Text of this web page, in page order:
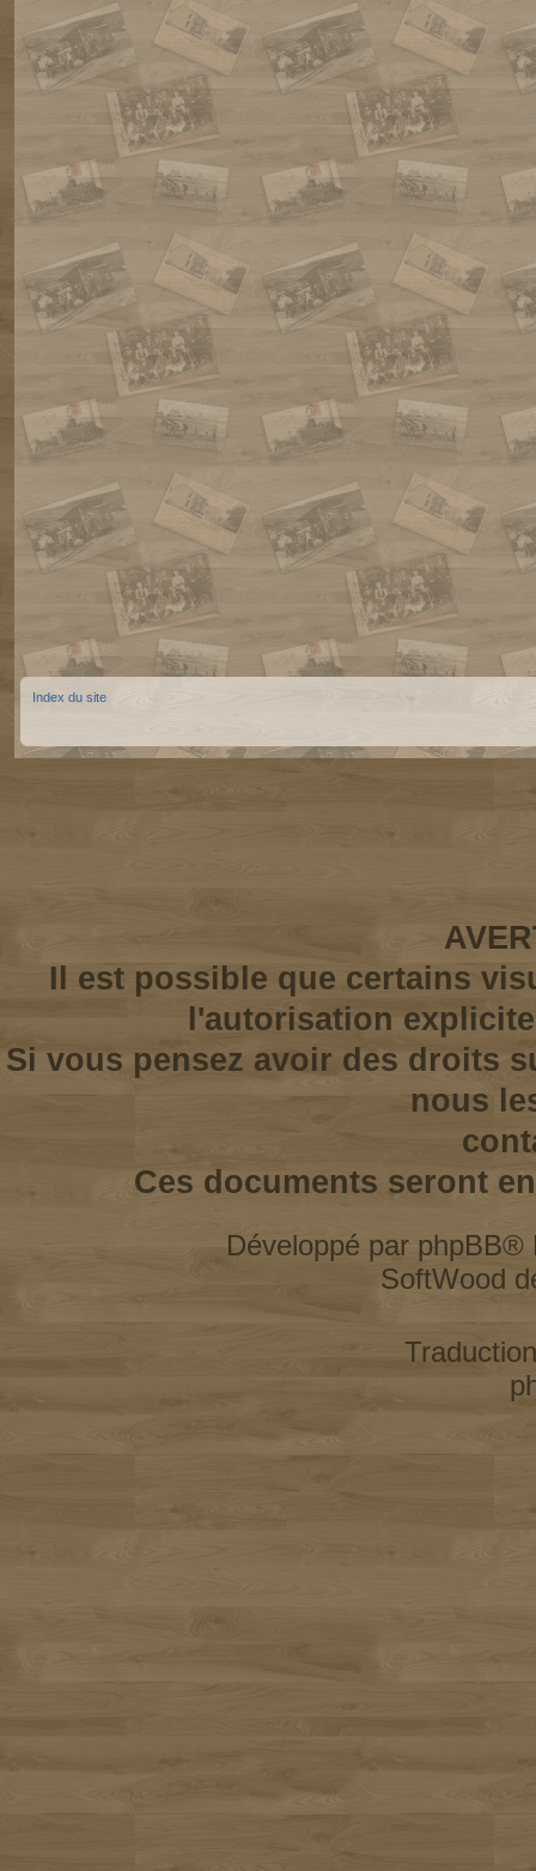
Index du site
Il est possible que certains
l'autorisation
Si vous pensez avoir des droits
nous
Ces documents seront
Développé par phpBB®
SoftWood